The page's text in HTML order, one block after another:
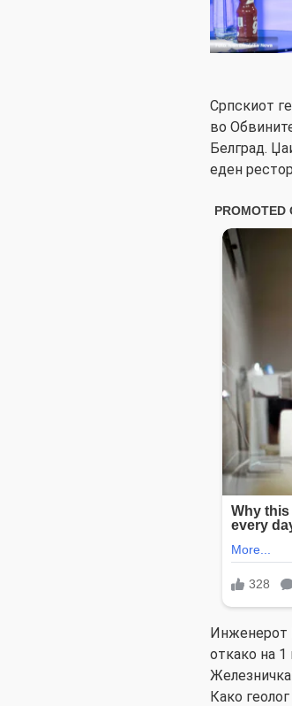
Српскиот
во
Белград.
еден
Инженерот
откако на
Како